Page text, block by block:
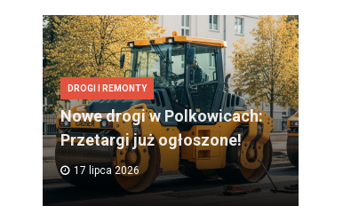
DROGI I REMONTY
Nowe drogi w Polkowicach:
Przetargi już ogłoszone!
17 lipca 2026